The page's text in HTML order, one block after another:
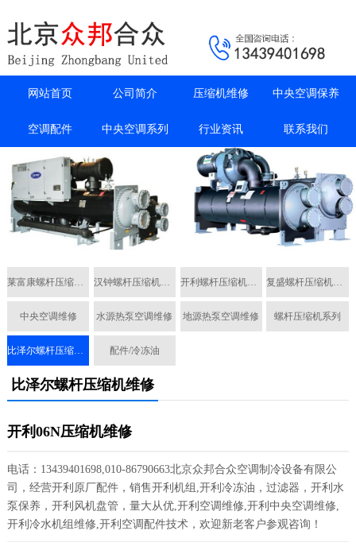
网站首页 公司简介 压缩机维修 中央空调保养
空调配件 中央空调系列 行业资讯 联系我们
莱富康螺杆压缩机维修 汉钟螺杆压缩机维修 开利螺杆压缩机维修 复盛螺杆压缩机维修
中央空调维修 水源热泵空调维修 地源热泵空调维修 螺杆压缩机系列
比泽尔螺杆压缩机维修 配件/冷冻油
比泽尔螺杆压缩机维修
开利06N压缩机维修
电话：13439401698,010-86790663北京众邦合众空调制冷设备有限公
司，经营开利原厂配件，销售开利机组,开利冷冻油，过滤器，开利水
泵保养，开利风机盘管，量大从优,开利空调维修,开利中央空调维修,
开利冷水机组维修,开利空调配件技术，欢迎新老客户参观咨询！